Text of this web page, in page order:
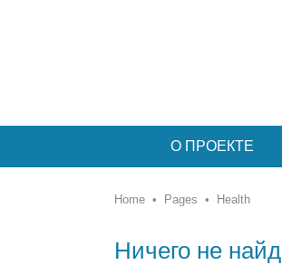
О ПРОЕКТЕ
Home • Pages • Health
Ничего не